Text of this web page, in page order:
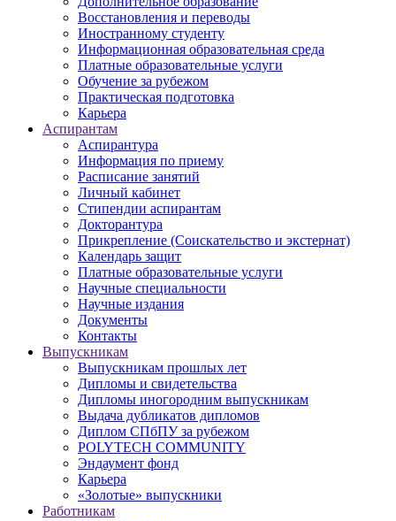
Восстановления и переводы
Иностранному студенту
Информационная образовательная среда
Платные образовательные услуги
Обучение за рубежом
Практическая подготовка
Карьера
Аспирантам
Аспирантура
Информация по приему
Расписание занятий
Личный кабинет
Стипендии аспирантам
Докторантура
Прикрепление (Соискательство и экстернат)
Календарь защит
Платные образовательные услуги
Научные специальности
Научные издания
Документы
Контакты
Выпускникам
Выпускникам прошлых лет
Дипломы и свидетельства
Дипломы иногородним выпускникам
Выдача дубликатов дипломов
Диплом СПбПУ за рубежом
POLYTECH COMMUNITY
Эндаумент фонд
Карьера
«Золотые» выпускники
Работникам